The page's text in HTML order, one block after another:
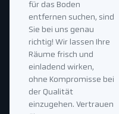
für das Boden
entfernen suchen, sind
Sie bei uns genau
richtig! Wir lassen Ihre
Räume frisch und
einladend wirken,
ohne Kompromisse bei
der Qualität
einzugehen. Vertrauen